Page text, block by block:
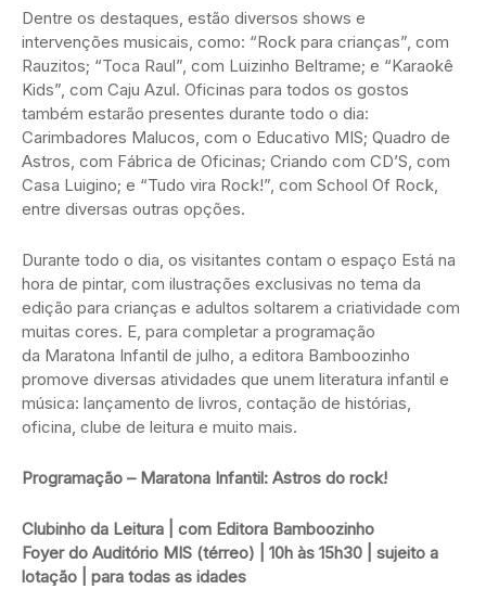
Dentre os destaques, estão diversos shows e
intervenções musicais, como: “Rock para crianças”, com
Rauzitos; “Toca Raul”, com Luizinho Beltrame; e “Karaokê
Kids”, com Caju Azul. Oficinas para todos os gostos
também estarão presentes durante todo o dia:
Carimbadores Malucos, com o Educativo MIS; Quadro de
Astros, com Fábrica de Oficinas; Criando com CD’S, com
Casa Luigino; e “Tudo vira Rock!”, com School Of Rock,
entre diversas outras opções.
Durante todo o dia, os visitantes contam o espaço Está na
hora de pintar, com ilustrações exclusivas no tema da
edição para crianças e adultos soltarem a criatividade com
muitas cores. E, para completar a programação
da Maratona Infantil de julho, a editora Bamboozinho
promove diversas atividades que unem literatura infantil e
música: lançamento de livros, contação de histórias,
oficina, clube de leitura e muito mais.
Programação – Maratona Infantil: Astros do rock!
Clubinho da Leitura | com Editora Bamboozinho
Foyer do Auditório MIS (térreo) | 10h às 15h30 | sujeito a
lotação | para todas as idades